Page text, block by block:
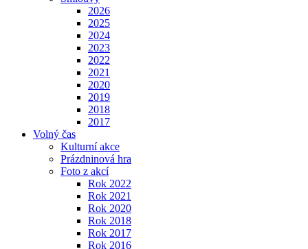
2026
2025
2024
2023
2022
2021
2020
2019
2018
2017
Volný čas
Kulturní akce
Prázdninová hra
Foto z akcí
Rok 2022
Rok 2021
Rok 2020
Rok 2018
Rok 2017
Rok 2016